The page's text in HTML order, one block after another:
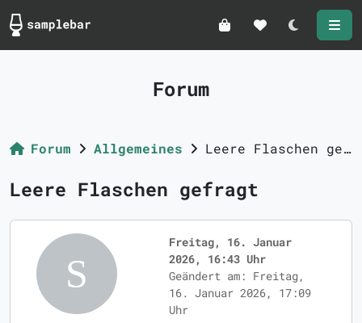
Darkmode
Forum
Forum Allgemeines Leere Flaschen gefragt
Leere Flaschen gefragt
Freitag, 16. Januar
2026, 16:43 Uhr
Geändert am: Freitag,
16. Januar 2026, 17:09
Uhr